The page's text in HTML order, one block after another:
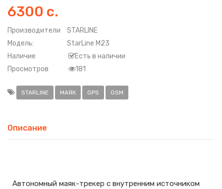
6300 с.
Производители
STARLINE
Модель:
StarLine M23
Наличие
Есть в наличии
Просмотров
181
STARLINE МАЯК GPS GSM
Описание
Автономный маяк-трекер с внутренним источником